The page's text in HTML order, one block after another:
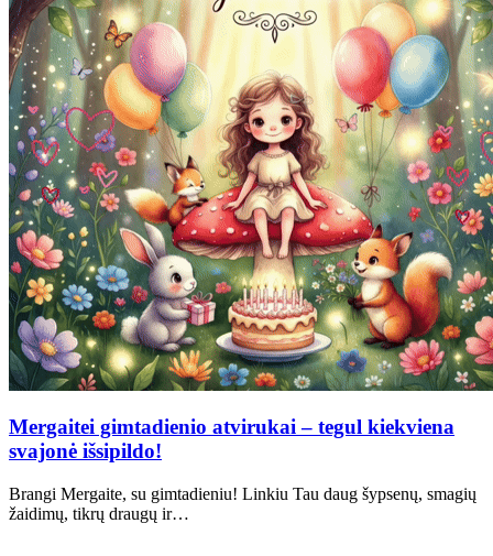
Mergaitei gimtadienio atvirukai – tegul kiekviena
svajonė išsipildo!
Brangi Mergaite, su gimtadieniu! Linkiu Tau daug šypsenų, smagių
žaidimų, tikrų draugų ir…